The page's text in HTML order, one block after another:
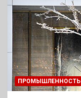
ПРОМЫШЛЕННОСТЬ